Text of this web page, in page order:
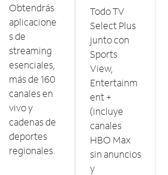
Obtendrás
aplicacione
s de
streaming
esenciales,
más de 160
canales en
vivo y
cadenas de
deportes
regionales.
Todo TV
Select Plus
junto con
Sports
View,
Entertainm
ent +
(incluye
canales
HBO Max
sin anuncios
y